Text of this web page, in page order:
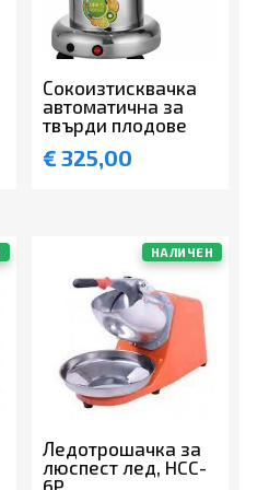
Сокоизтисквачка
автоматична за
твърди плодове
€ 325,00
НАЛИЧЕН
Ледотрошачка за
люспест лед, HCC-
6P